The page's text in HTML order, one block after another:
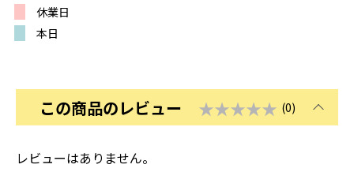
休業日
本日
この商品のレビュー ★★★★★ (0)
レビューはありません。